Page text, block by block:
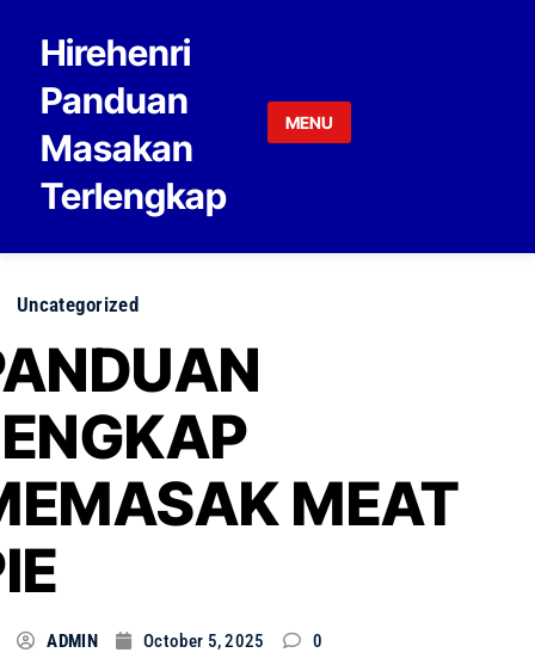
Hirehenri
Panduan
Masakan
Terlengkap
MENU
Uncategorized
MEAT
ADMIN October 5, 2025 0